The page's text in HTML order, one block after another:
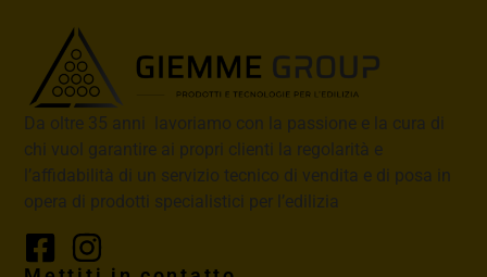
Da oltre 35 anni lavoriamo con la passione e la cura di
chi vuol garantire ai propri clienti la regolarità e
l’affidabilità di un servizio tecnico di vendita e di posa in
opera di prodotti specialistici per l’edilizia